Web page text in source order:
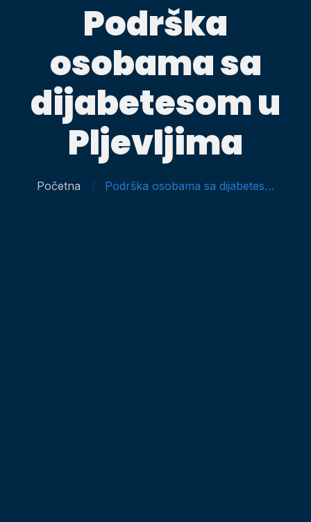
Podrška
osobama sa
dijabetesom u
Pljevljima
Početna Podrška osobama sa dijabetesom u Pljevljima